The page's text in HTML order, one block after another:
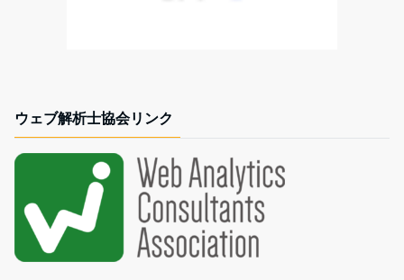
ウェブ解析士協会リンク